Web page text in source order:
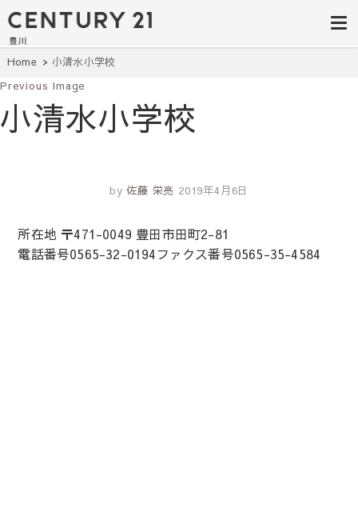
豊田市の中古
住宅・土地・
リノベ物件探
し｜センチュ
リー21豊川
建て・土地探しはセンチュリー21豊
川へ。豊田市内の最新物件情報を随
時更新中！駅近、建築条件無し、ペ
ット可、学区別など、お客様のこだ
単検索。
Home 小清水小学校
Previous Image
小清水小学校
by 佐藤 栄亮 2019年4月6日
所在地 〒471-0049 豊田市田町2-81
電話番号0565-32-0194ファクス番号0565-35-4584